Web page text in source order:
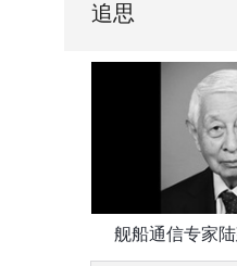
追思
舰船通信专家